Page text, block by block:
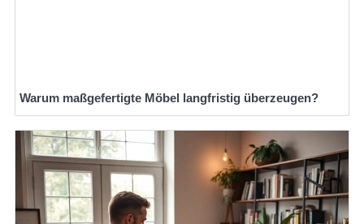
Warum maßgefertigte Möbel langfristig überzeugen?